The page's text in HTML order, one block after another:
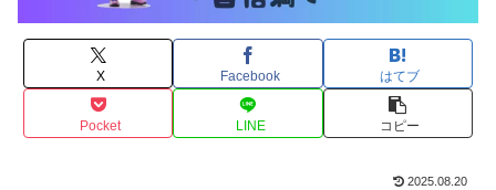
X Facebook はてブ
Pocket LINE コピー
2025.08.20